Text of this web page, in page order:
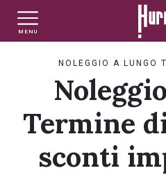
MENU
NOLEGGIO A LUNGO
Termine
sconti
NLT PRIVATI
NLT AZIENDE - P.IVA
NLT USATO PRIVATI
NLT USATO AZIENDE - P. IVA
NLT NUOVO
AUTO USATE